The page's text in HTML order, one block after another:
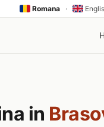
Romana ·
in